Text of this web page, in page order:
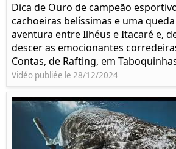
Dica de Ouro de campeão
cachoeiras belíssimas e uma
aventura entre Ilhéus e Itacaré e,
descer as emocionantes
Contas, de Rafting, em
Vidéo publiée le 28/12/2024